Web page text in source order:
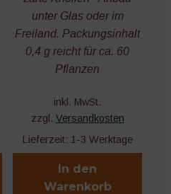
unter Glas oder im
Freiland. Packungsinhalt
0,4 g reicht für ca. 60
Pflanzen
inkl. MwSt.
zzgl. Versandkosten
Lieferzeit: 1-3 Werktage
In den
Warenkorb